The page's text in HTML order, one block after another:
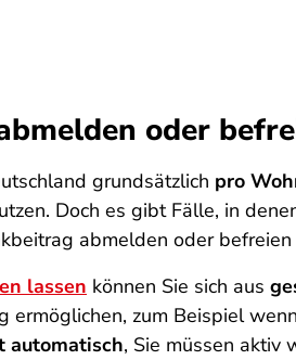
oder
grundsätzlich pro
Doch es gibt Fälle, in
abmelden oder befreien
lassen können Sie sich aus
ermöglichen, zum Beispiel
automatisch, Sie müssen aktiv